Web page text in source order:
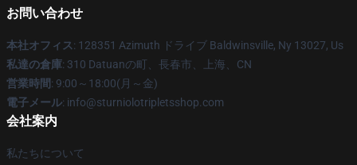
お問い合わせ
本社オフィス: 128351 Azimuth ドライブ Baldwinsville, Ny 13027, Us
私達の倉庫: 310 Datuanの町、長春市、上海、CN
営業時間: 9:00～18:00(月～金)
電子メール: info@sturniolotripletsshop.com
会社案内
私たちについて